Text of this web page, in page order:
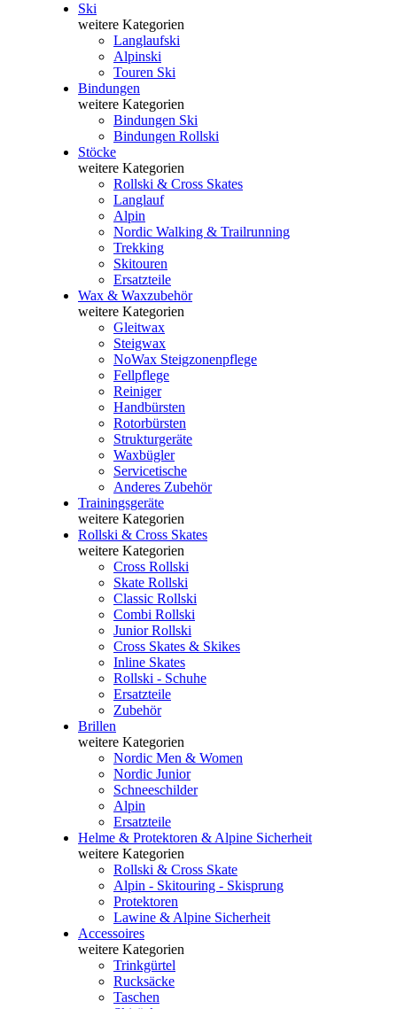
Ski
weitere Kategorien
Langlaufski
Alpinski
Touren Ski
Bindungen
weitere Kategorien
Bindungen Ski
Bindungen Rollski
Stöcke
weitere Kategorien
Rollski & Cross Skates
Langlauf
Alpin
Nordic Walking & Trailrunning
Trekking
Skitouren
Ersatzteile
Wax & Waxzubehör
weitere Kategorien
Gleitwax
Steigwax
NoWax Steigzonenpflege
Fellpflege
Reiniger
Handbürsten
Rotorbürsten
Strukturgeräte
Waxbügler
Servicetische
Anderes Zubehör
Trainingsgeräte
weitere Kategorien
Rollski & Cross Skates
weitere Kategorien
Cross Rollski
Skate Rollski
Classic Rollski
Combi Rollski
Junior Rollski
Cross Skates & Skikes
Inline Skates
Rollski - Schuhe
Ersatzteile
Zubehör
Brillen
weitere Kategorien
Nordic Men & Women
Nordic Junior
Schneeschilder
Alpin
Ersatzteile
Helme & Protektoren & Alpine Sicherheit
weitere Kategorien
Rollski & Cross Skate
Alpin - Skitouring - Skisprung
Protektoren
Lawine & Alpine Sicherheit
Accessoires
weitere Kategorien
Trinkgürtel
Rucksäcke
Taschen